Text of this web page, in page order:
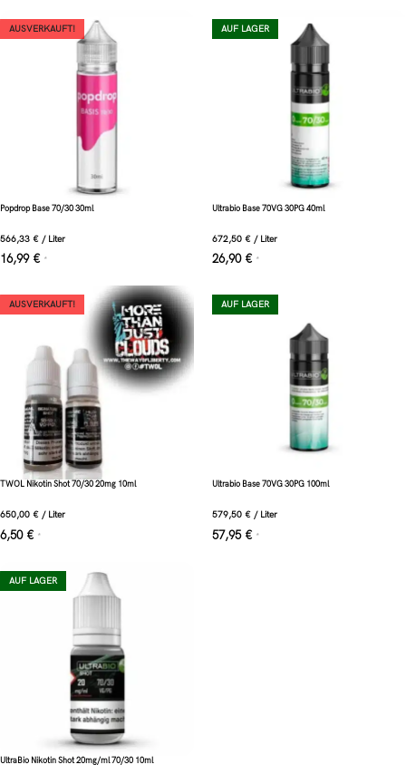
AUSVERKAUFT!
Popdrop Base 70/30 30ml
566,33 € / Liter
16,99 € *
AUF LAGER
Ultrabio Base 70VG 30PG 40ml
672,50 € / Liter
26,90 € *
AUSVERKAUFT!
TWOL Nikotin Shot 70/30 20mg 10ml
650,00 € / Liter
6,50 € *
AUF LAGER
Ultrabio Base 70VG 30PG 100ml
579,50 € / Liter
57,95 € *
AUF LAGER
UltraBio Nikotin Shot 20mg/ml 70/30 10ml